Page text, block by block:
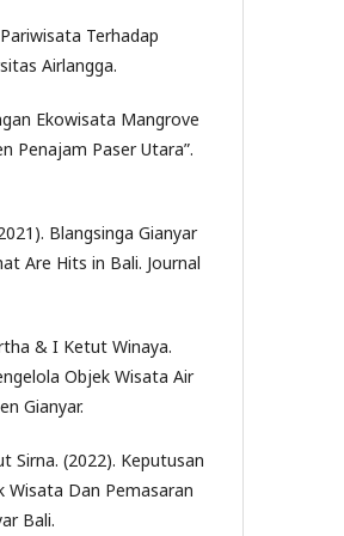
Terhadap
Airlangga.
Ekowisata Mangrove
Penajam Paser Utara”.
Blangsinga Gianyar
Are Hits in Bali. Journal
& I Ketut Winaya.
Objek Wisata Air
Gianyar.
Sirna. (2022). Keputusan
Wisata Dan Pemasaran
Bali.